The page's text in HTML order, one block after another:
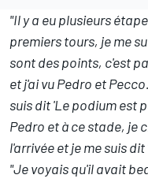
"Il y a eu plusieurs
premiers tours, je me
sont des points, c'est
et j'ai vu Pedro et
suis dit 'Le podium est
Pedro et à ce stade, je
l'arrivée et je me suis
"Je voyais qu'il avait